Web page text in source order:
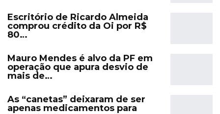
Escritório de Ricardo Almeida
comprou crédito da Oi por R$
80…
Mauro Mendes é alvo da PF em
operação que apura desvio de
mais de…
As “canetas” deixaram de ser
apenas medicamentos para